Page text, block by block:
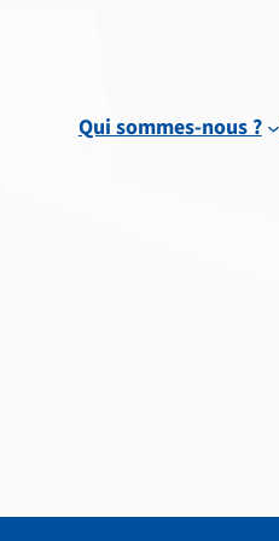
Qui sommes-nous ?